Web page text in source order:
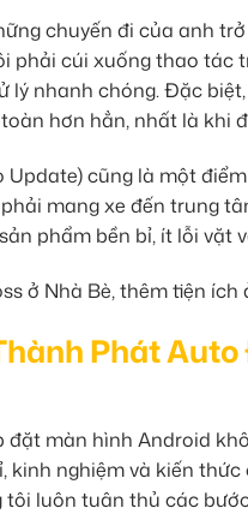
chuyến đi của anh
phải cúi xuống thao tác
lý nhanh chóng. Đặc
hơn hẳn, nhất là khi
cũng là một
mang xe đến trung
phẩm bền bỉ, ít lỗi vặt
Phát
màn hình Android
nghiệm và kiến
luôn tuân thủ các